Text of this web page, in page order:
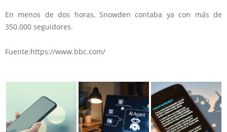
En menos de dos horas, Snowden contaba ya con más de
350.000 seguidores.
Fuente:https://www.bbc.com/